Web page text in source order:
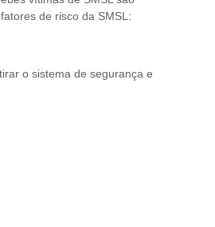
de risco da SMSL:
o sistema de segurança e